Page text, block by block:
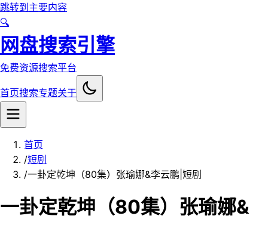
跳转到主要内容
🔍
网盘搜索引擎
免费资源搜索平台
首页搜索专题关于
首页
/短剧
/一卦定乾坤（80集）张瑜娜&李云鹏|短剧
一卦定乾坤（80集）张瑜娜&